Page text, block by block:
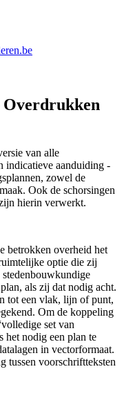
Overdrukken
van alle
indicatieve aanduiding -
zowel de
Ook de schorsingen
hierin verwerkt.
betrokken overheid het
optie die zij
stedenbouwkundige
als zij dat nodig acht.
tot een vlak, lijn of punt,
Om de koppeling
set van
het nodig een plan te
in vectorformaat.
tussen voorschriftteksten